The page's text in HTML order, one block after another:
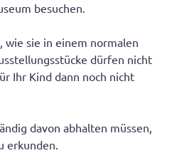
besuchen.
wie sie in einem normalen
dürfen nicht
Ihr Kind dann noch nicht
davon abhalten müssen,
erkunden.